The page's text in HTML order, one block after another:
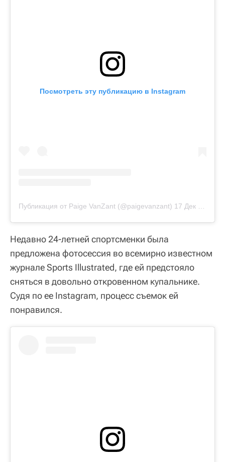
Посмотреть эту публикацию в Instagram
Публикация от Paige VanZant (@paigevanzant) 17 Дек 2018 в 8:39 PST
Недавно 24-летней спортсменки была
предложена фотосессия во всемирно известном
журнале Sports Illustrated, где ей предстояло
сняться в довольно откровенном купальнике.
Судя по ее Instagram, процесс съемок ей
понравился.